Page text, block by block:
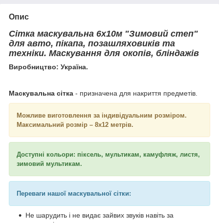
Опис
Сітка маскувальна 6х10м "Зимовий степ"
для авто, пікапа, позашляховиків та
техніки. Маскування для окопів, бліндажів
Виробництво: Україна.
Маскувальна сітка - призначена для накриття предметів.
Можливе виготовлення за індивідуальним розміром.
Максимальний розмір – 8х12 метрів.
Доступні кольори: піксель, мультикам, камуфляж, листя,
зимовий мультикам.
Переваги нашої маскувальної сітки:
Не шарудить і не видає зайвих звуків навіть за